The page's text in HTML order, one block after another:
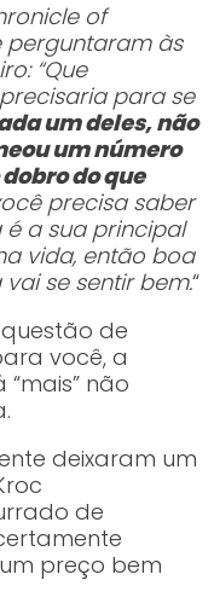
of
perguntaram às
“Que
para se
um deles, não
um número
do que
precisa saber
é a sua principal
vida, então boa
se sentir bem.“
de
você, a
não
deixaram um
de
preço bem